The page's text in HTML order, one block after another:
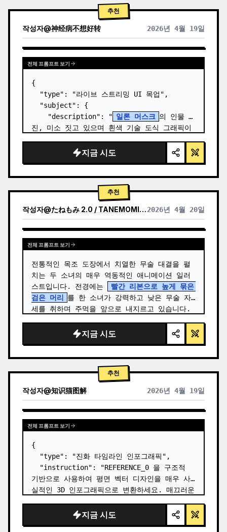
추천
작성자@神经病不想好转 2026년 4월 19일
전체 프롬프트 보기
{
  "type": "라이브 스트리밍 UI 목업",
  "subject": {
    "description": "
일론 머스크 의 인물 사
진, 미소 짓고 있으며 흰색 기술 도식 그래픽이
    "background": "왼쪽에는 '
SPACEX ' 텍
스트가 있는 화면,…
지금 시도
추천
작성자@たねもみ 2.0 / TANEMOMI VER2.0 2026년 4월 20일
전체 프롬프트 보기
전통적인 목조 도장에서 치열한 무술 대결을 펼
치는 두 소녀의 매우 역동적인 애니메이션 일러
스트입니다. 전경에는
빨간 리본으로 높게 묶은
검은 머리
를 한 소녀가 강력하고 낮은 무술 자
세를 취하며 주먹을 앞으로 내지르고 있습니다.
지금 시도
추천
작성자@知识猫图解 2026년 4월 19일
전체 프롬프트 보기
{
  "type": "진화 타임라인 인포그래픽",
  "instruction": "REFERENCE_0 을 구조적
기반으로 사용하여 평면 벡터 디자인을 매우 사
실적인 3D 인포그래픽으로 변환하세요. 매끄러운
을 고화질 실사 3D 모델로 업그레이드하세요.",
  "style": {
지금 시도